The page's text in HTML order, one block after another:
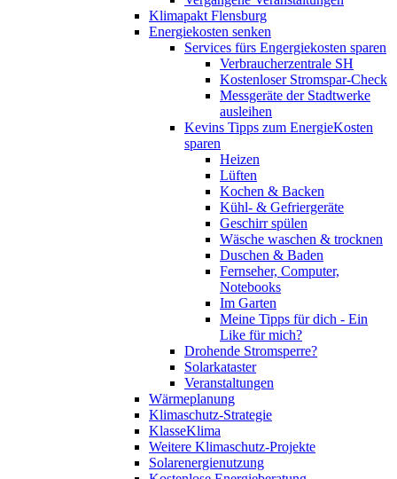
Klimapakt Flensburg
Energiekosten senken
Services fürs Engergiekosten sparen
Verbraucherzentrale SH
Kostenloser Stromspar-Check
Messgeräte der Stadtwerke
ausleihen
Kevins Tipps zum EnergieKosten
sparen
Heizen
Lüften
Kochen & Backen
Kühl- & Gefriergeräte
Geschirr spülen
Wäsche waschen & trocknen
Duschen & Baden
Fernseher, Computer,
Notebooks
Im Garten
Meine Tipps für dich - Ein
Like für mich?
Drohende Stromsperre?
Solarkataster
Veranstaltungen
Wärmeplanung
Klimaschutz-Strategie
KlasseKlima
Weitere Klimaschutz-Projekte
Solarenergienutzung